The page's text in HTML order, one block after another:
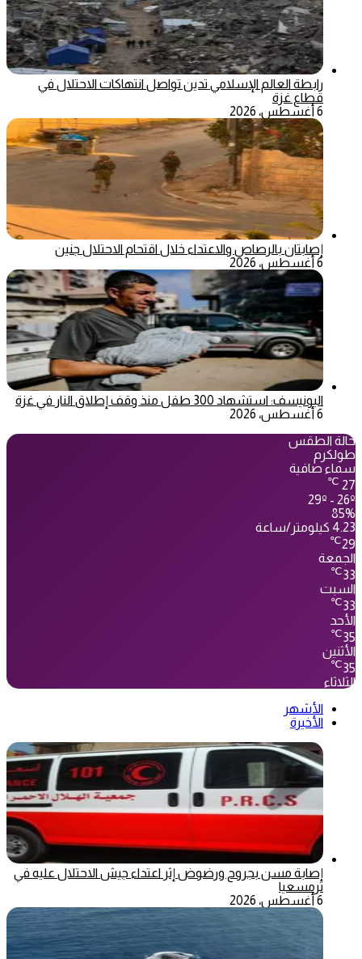
رابطة العالم الإسلامي تدين تواصل انتهاكات الاحتلال في
قطاع غزة
6 أغسطس، 2026
إصابتان بالرصاص والاعتداء خلال اقتحام الاحتلال جنين
6 أغسطس، 2026
اليونيسف: استشهاد 300 طفل منذ وقف إطلاق النار في غزة
6 أغسطس، 2026
حالة الطقس
طولكرم
سماء صافية
27
℃
29º - 26º
85%
4.23 كيلومتر/ساعة
29
℃
الجمعة
33
℃
السبت
33
℃
الأحد
35
℃
الأثنين
35
℃
الثلاثاء
الأشهر
الأخيرة
إصابة مسن بجروح ورضوض إثر اعتداء جيش الاحتلال عليه في
ترمسعيا
6 أغسطس، 2026